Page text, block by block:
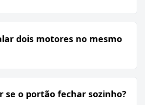
dois motores no mesmo
se o portão fechar sozinho?